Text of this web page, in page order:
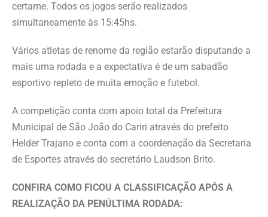
certame. Todos os jogos serão realizados
simultaneamente às 15:45hs.
Vários atletas de renome da região estarão disputando a
mais uma rodada e a expectativa é de um sabadão
esportivo repleto de muita emoção e futebol.
A competição conta com apoio total da Prefeitura
Municipal de São João do Cariri através do prefeito
Helder Trajano e conta com a coordenação da Secretaria
de Esportes através do secretário Laudson Brito.
CONFIRA COMO FICOU A CLASSIFICAÇÃO APÓS A
REALIZAÇÃO DA PENÚLTIMA RODADA: